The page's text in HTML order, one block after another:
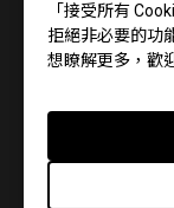
「接受所有
拒絕非必要的功
想瞭解更多，歡
支援 - 下載 -